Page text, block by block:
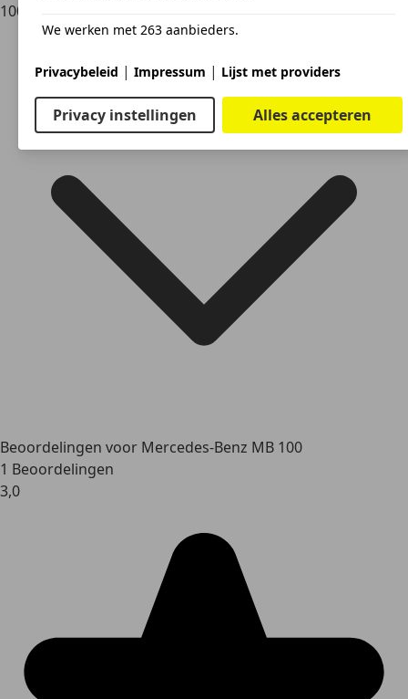
100?
Beoordelingen voor Mercedes-Benz MB 100
1 Beoordelingen
3,0
We werken met 263 aanbieders.
Privacybeleid | Impressum | Lijst met providers
Privacy instellingen Alles accepteren